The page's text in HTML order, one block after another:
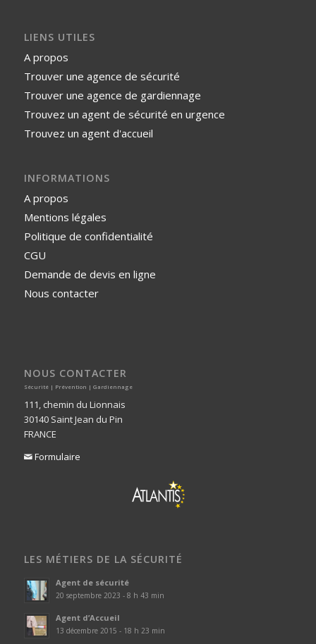
LIENS UTILES
A propos
Trouver une agence de sécurité
Trouver une agence de gardiennage
Trouvez un agent de sécurité en urgence
Trouvez un agent d'accueil
INFORMATIONS
A propos
Mentions légales
Politique de confidentialité
CGU
Demande de devis en ligne
Nous contacter
NOUS CONTACTER
Sécurité | Prévention | Gardiennage
111, chemin du Lionnais
30140 Saint Jean du Pin
FRANCE
 Formulaire
LES MÉTIERS DE LA SÉCURITÉ
Agent de sécurité
20 septembre 2023 - 8 h 43 min
Agent d’Accueil
13 décembre 2015 - 18 h 23 min